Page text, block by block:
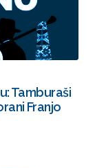
Tamburaši
Franjo